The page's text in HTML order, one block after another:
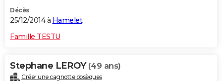
Décès
25/12/2014 à Hamelet
Famille TESTU
Stephane LEROY (49 ans)
Créer une cagnotte obsèques